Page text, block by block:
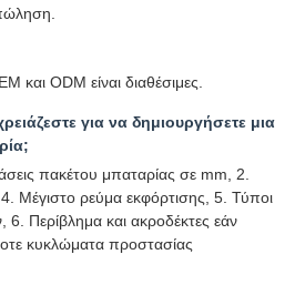
και ODM είναι διαθέσιμες.
για να δημιουργήσετε μια
πακέτου μπαταρίας σε mm, 2.
Μέγιστο ρεύμα εκφόρτισης, 5. Τύποι
Περίβλημα και ακροδέκτες εάν
κυκλώματα προστασίας